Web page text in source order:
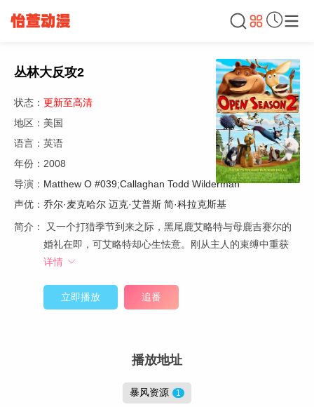
丛林大反攻2
状态： 更新至高清
地区：美国
语言：英语
年份：2008
导演： Matthew O #039;Callaghan Todd Wilderman
声优： 乔尔·麦克哈尔 迈克·艾普斯 简·科拉克斯基
简介：
又一个打猎季节到来之际，黑尾鹿艾略特与母鹿吉赛尔的
婚礼在即，可艾略特却心生怯意。刚从主人的束缚中重获
详情
立即播放 追番
播放地址
暴风资源 1